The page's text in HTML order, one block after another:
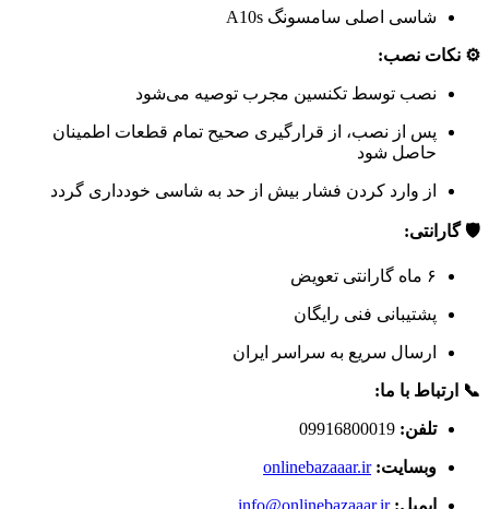
شاسی اصلی سامسونگ A10s
⚙️ نکات نصب:
نصب توسط تکنسین مجرب توصیه می‌شود
پس از نصب، از قرارگیری صحیح تمام قطعات اطمینان
حاصل شود
از وارد کردن فشار بیش از حد به شاسی خودداری گردد
🛡️ گارانتی:
۶ ماه گارانتی تعویض
پشتیبانی فنی رایگان
ارسال سریع به سراسر ایران
📞 ارتباط با ما:
تلفن:
وبسایت: onlinebazaaar.ir